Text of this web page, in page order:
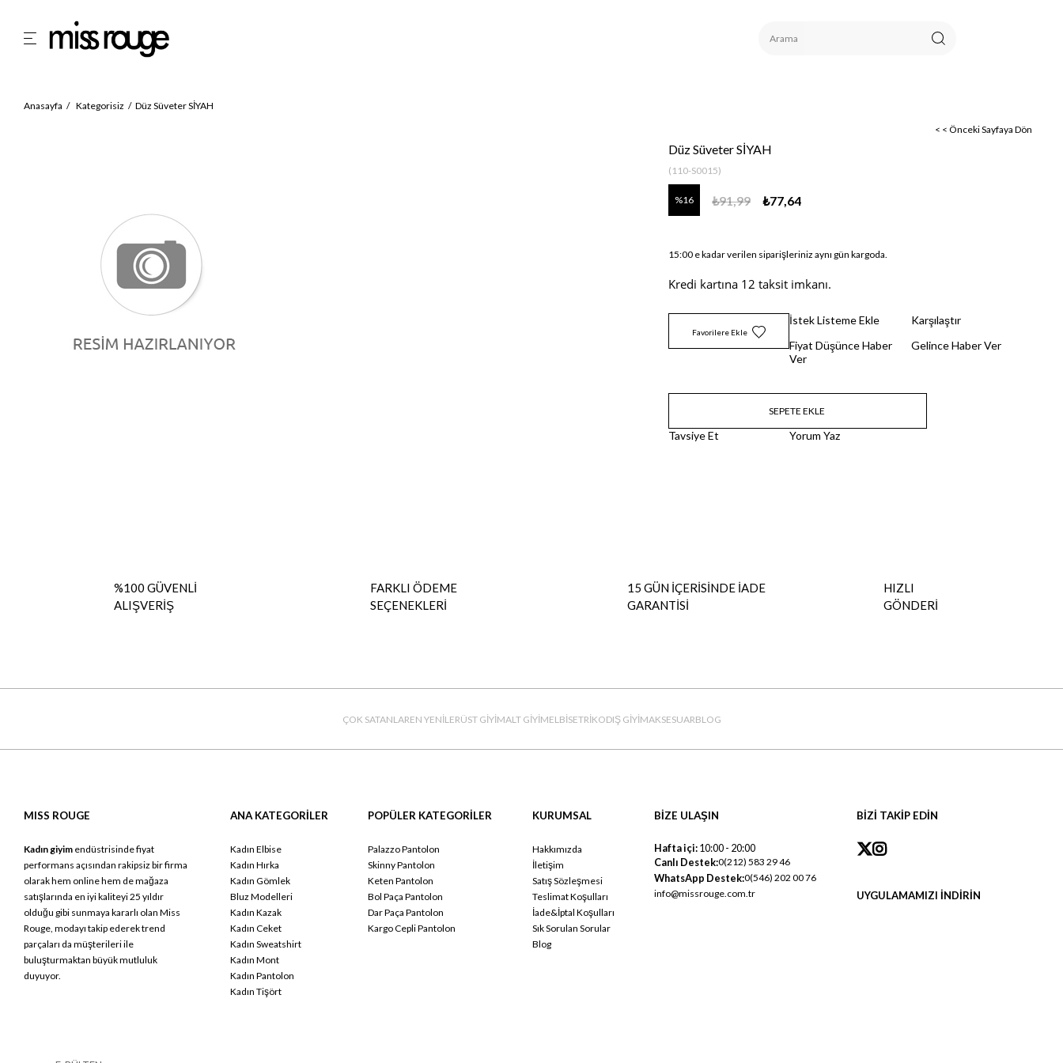
Anasayfa Kategorisiz
Düz Süveter SİYAH
< < Önceki Sayfaya Dön
Düz Süveter SİYAH
(110-S0015)
16 ₺91,99 ₺77,64
15:00 e kadar verilen siparişleriniz aynı gün kargoda.
Kredi kartına 12 taksit imkanı.
Favorilere Ekle
İstek Listeme Ekle
Karşılaştır
Fiyat Düşünce Haber
Ver
Gelince Haber Ver
Tavsiye Et Yorum Yaz
%100 GÜVENLİ
ALIŞVERİŞ
FARKLI ÖDEME
SEÇENEKLERİ
15 GÜN İÇERİSİNDE İADE
GARANTİSİ
HIZLI
GÖNDERİ
ÇOK SATANLAREN YENİLERÜST GİYİMALT GİYİMELBİSETRİKODIŞ GİYİMAKSESUARBLOG
MISS ROUGE
Kadın giyim endüstrisinde fiyat
performans açısından rakipsiz bir firma
olarak hem online hem de mağaza
satışlarında en iyi kaliteyi 25 yıldır
olduğu gibi sunmaya kararlı olan Miss
Rouge, modayı takip ederek trend
parçaları da müşterileri ile
buluşturmaktan büyük mutluluk
duyuyor.
ANA KATEGORİLER
Kadın Elbise
Kadın Hırka
Kadın Gömlek
Bluz Modelleri
Kadın Kazak
Kadın Ceket
Kadın Sweatshirt
Kadın Mont
Kadın Pantolon
Kadın Tişört
POPÜLER KATEGORİLER
Palazzo Pantolon
Skinny Pantolon
Keten Pantolon
Bol Paça Pantolon
Dar Paça Pantolon
Kargo Cepli Pantolon
KURUMSAL
Hakkımızda
İletişim
Satış Sözleşmesi
Teslimat Koşulları
İade&İptal Koşulları
Sık Sorulan Sorular
Blog
BİZE ULAŞIN
Hafta içi:10:00 - 20:00
Canlı Destek:0(212) 583 29 46
WhatsApp Destek:0(546) 202 00 76
info@missrouge.com.tr
BİZİ TAKİP EDİN
UYGULAMAMIZI İNDİRİN